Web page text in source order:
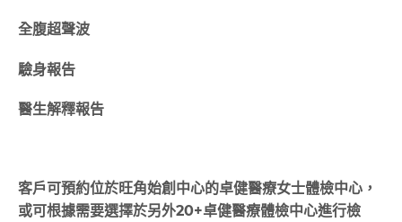
全腹超聲波
驗身報告
醫生解釋報告
客戶可預約位於旺角始創中心的卓健醫療⼥⼠體檢中⼼，
或可根據需要選擇於另外20+卓健醫療體檢中⼼進⾏檢